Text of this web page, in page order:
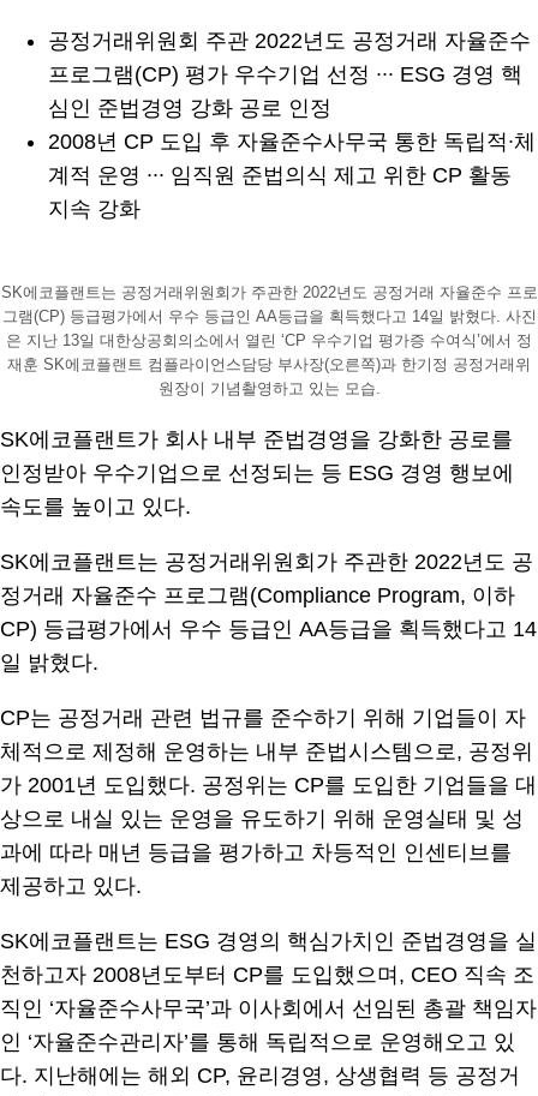
공정거래위원회 주관 2022년도 공정거래 자율준수
프로그램(CP) 평가 우수기업 선정 ∙∙∙ ESG 경영 핵
심인 준법경영 강화 공로 인정
2008년 CP 도입 후 자율준수사무국 통한 독립적∙체
계적 운영 ∙∙∙ 임직원 준법의식 제고 위한 CP 활동
지속 강화
SK에코플랜트는 공정거래위원회가 주관한 2022년도 공정거래 자율준수 프로
그램(CP) 등급평가에서 우수 등급인 AA등급을 획득했다고 14일 밝혔다. 사진
은 지난 13일 대한상공회의소에서 열린 ‘CP 우수기업 평가증 수여식’에서 정
재훈 SK에코플랜트 컴플라이언스담당 부사장(오른쪽)과 한기정 공정거래위
원장이 기념촬영하고 있는 모습.
SK에코플랜트가 회사 내부 준법경영을 강화한 공로를
인정받아 우수기업으로 선정되는 등 ESG 경영 행보에
속도를 높이고 있다.
SK에코플랜트는 공정거래위원회가 주관한 2022년도 공
정거래 자율준수 프로그램(Compliance Program, 이하
CP) 등급평가에서 우수 등급인 AA등급을 획득했다고 14
일 밝혔다.
CP는 공정거래 관련 법규를 준수하기 위해 기업들이 자
체적으로 제정해 운영하는 내부 준법시스템으로, 공정위
가 2001년 도입했다. 공정위는 CP를 도입한 기업들을 대
상으로 내실 있는 운영을 유도하기 위해 운영실태 및 성
과에 따라 매년 등급을 평가하고 차등적인 인센티브를
제공하고 있다.
SK에코플랜트는 ESG 경영의 핵심가치인 준법경영을 실
천하고자 2008년도부터 CP를 도입했으며, CEO 직속 조
직인 ‘자율준수사무국’과 이사회에서 선임된 총괄 책임자
인 ‘자율준수관리자’를 통해 독립적으로 운영해오고 있
다. 지난해에는 해외 CP, 윤리경영, 상생협력 등 공정거